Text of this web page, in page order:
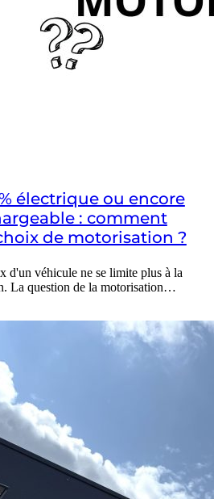
électrique ou encore
: comment
de motorisation ?
d'un véhicule ne se limite plus à la
La question de la motorisation…